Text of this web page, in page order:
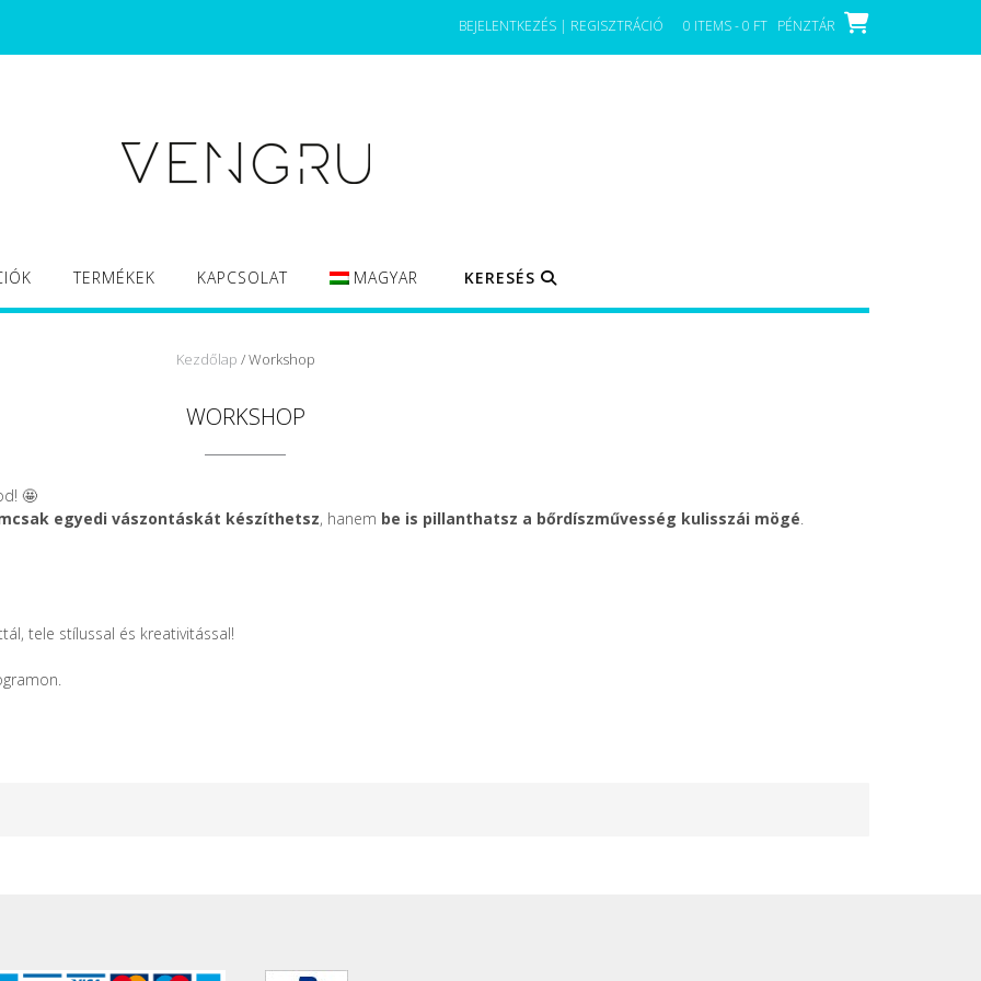
BEJELENTKEZÉS | REGISZTRÁCIÓ 0 ITEMS - 0 FT PÉNZTÁR
TERMÉKEK KAPCSOLAT MAGYAR KERESÉS
Kezdőlap / Workshop
WORKSHOP
🤩
egyedi vászontáskát készíthetsz, hanem be is pillanthatsz a bőrdíszművesség kulisszái mögé.
tele stílussal és kreativitással!